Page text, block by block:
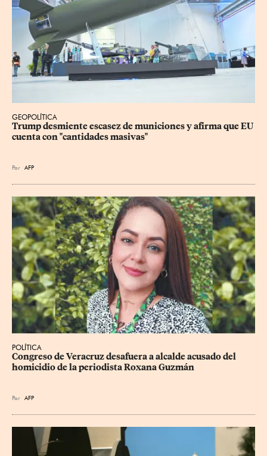
GEOPOLÍTICA
Trump desmiente escasez de municiones y afirma que EU
cuenta con "cantidades masivas"
Por AFP
POLÍTICA
Congreso de Veracruz desafuera a alcalde acusado del
homicidio de la periodista Roxana Guzmán
Por AFP